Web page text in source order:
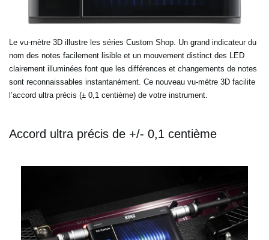
Le vu-mètre 3D illustre les séries Custom Shop. Un grand indicateur du
nom des notes facilement lisible et un mouvement distinct des LED
clairement illuminées font que les différences et changements de notes
sont reconnaissables instantanément. Ce nouveau vu-mètre 3D facilite
l’accord ultra précis (± 0,1 centième) de votre instrument.
Accord ultra précis de +/- 0,1 centième